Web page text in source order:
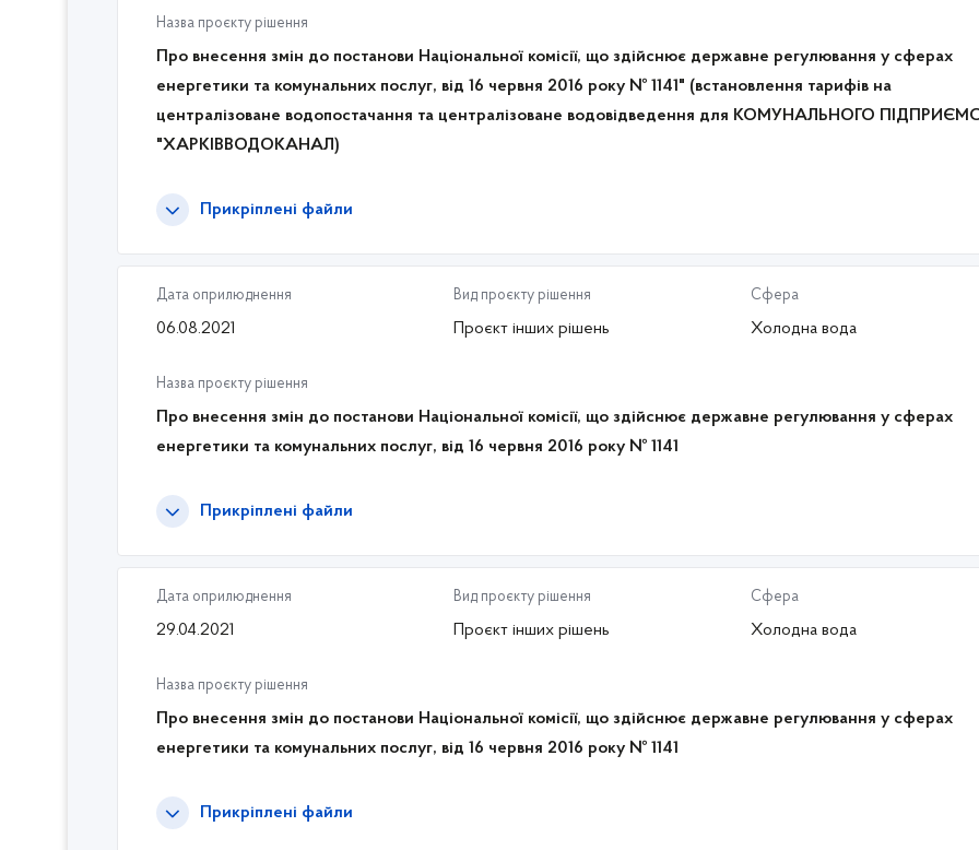
Назва проєкту рішення
Про внесення змін до постанови Національної комісії, що здійснює державне регулювання у сферах
енергетики та комунальних послуг, від 16 червня 2016 року № 1141" (встановлення тарифів на
централізоване водопостачання та централізоване водовідведення для КОМУНАЛЬНОГО
"ХАРКІВВОДОКАНАЛ)
Прикріплені файли
Дата оприлюднення
06.08.2021
Вид проєкту рішення
Проєкт інших рішень
Сфера
Холодна вода
Назва проєкту рішення
Про внесення змін до постанови Національної комісії, що здійснює державне регулювання у сферах
енергетики та комунальних послуг, від 16 червня 2016 року № 1141
Прикріплені файли
Дата оприлюднення
29.04.2021
Вид проєкту рішення
Проєкт інших рішень
Сфера
Холодна вода
Назва проєкту рішення
Про внесення змін до постанови Національної комісії, що здійснює державне регулювання у сферах
енергетики та комунальних послуг, від 16 червня 2016 року № 1141
Прикріплені файли